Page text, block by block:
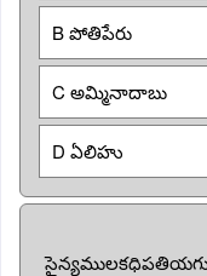
B పోతిపేరు
C అమ్మినాదాబు
D ఏలిహు